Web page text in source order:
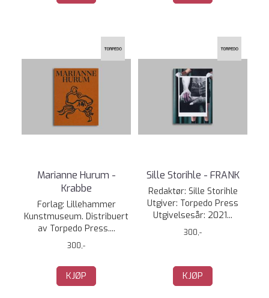
Marianne Hurum -
Krabbe
Forlag: Lillehammer
Kunstmuseum. Distribuert
av Torpedo Press....
300,-
KJØP
Sille Storihle - FRANK
Redaktør: Sille Storihle
Utgiver: Torpedo Press
Utgivelsesår: 2021...
300,-
KJØP